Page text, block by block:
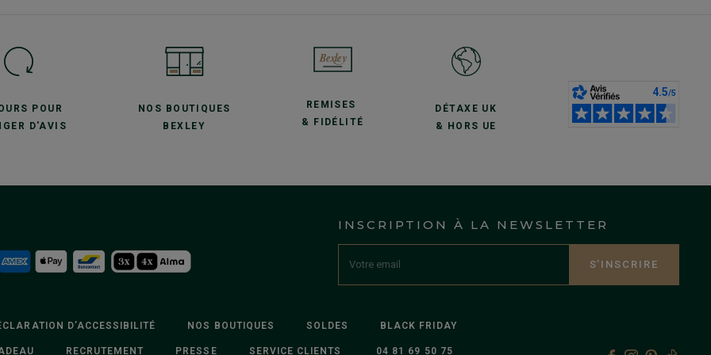
POUR
D'AVIS
NOS BOUTIQUES
BEXLEY
REMISES
& FIDÉLITÉ
DÉTAXE UK
& HORS UE
INSCRIPTION À LA NEWSLETTER
S’INSCRIRE
D’ACCESSIBILITÉ NOS BOUTIQUES SOLDES BLACK FRIDAY
RECRUTEMENT PRESSE SERVICE CLIENTS 04 81 69 50 75